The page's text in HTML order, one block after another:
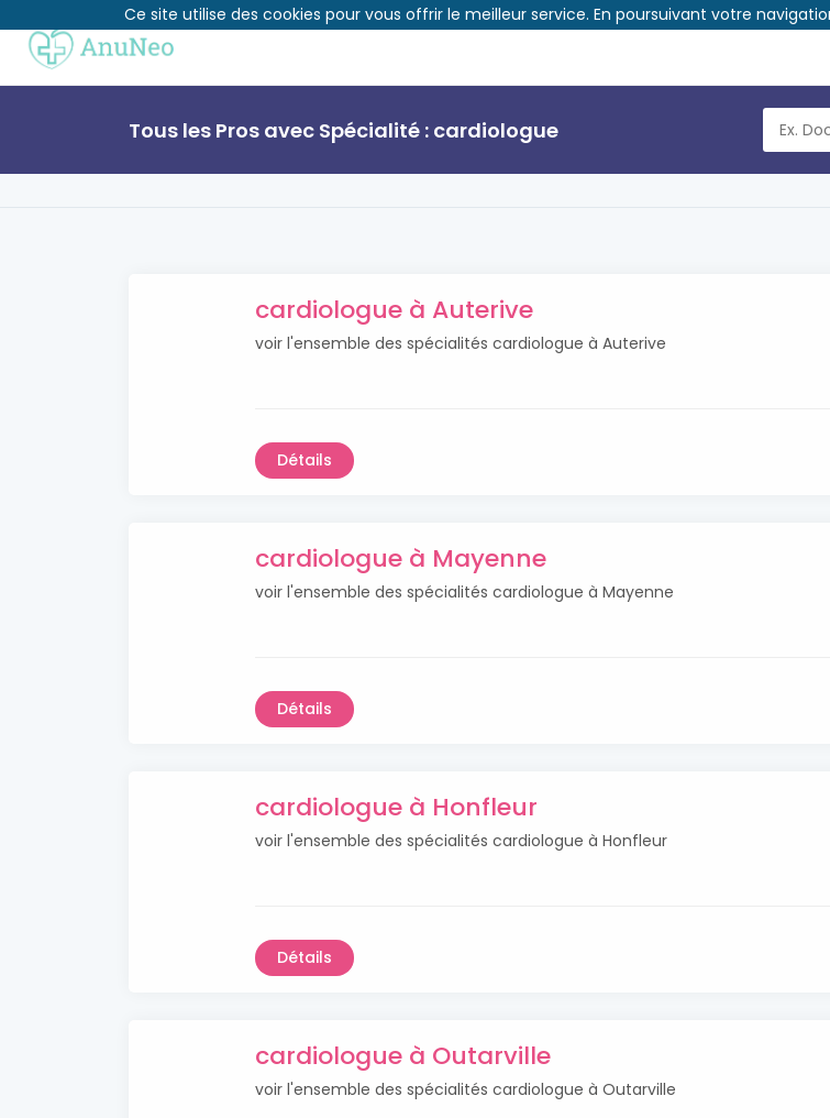
Tous les Pros avec Spécialité : cardiologue
cardiologue à Auterive
voir l'ensemble des spécialités cardiologue à Auterive
Détails
cardiologue à Mayenne
voir l'ensemble des spécialités cardiologue à Mayenne
Détails
cardiologue à Honfleur
voir l'ensemble des spécialités cardiologue à Honfleur
Détails
cardiologue à Outarville
voir l'ensemble des spécialités cardiologue à Outarville
Ce site utilise des cookies pour vous offrir le meilleur service. En poursuivant votre